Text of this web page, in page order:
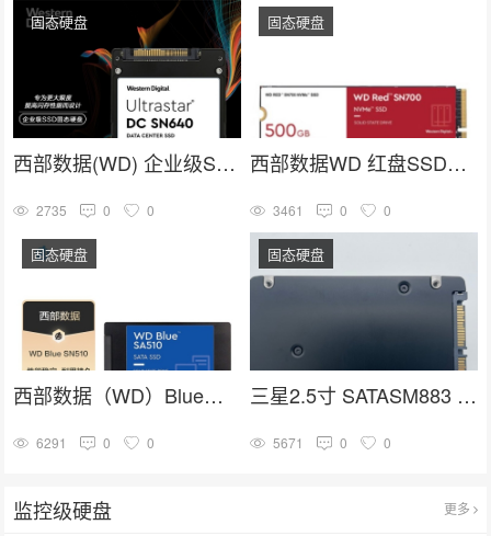
西部数据(WD) 企业级SSD固态硬盘U.2接口（NVMe）SN640系列
固态硬盘
2735 0 0
西部数据WD 红盘SSD固态硬盘nas数据中心WDS500G1R0C
固态硬盘
3461 0 0
西部数据（WD）Blue系列蓝盘SA510 SSD固态硬盘 2.5英寸
固态硬盘
6291 0 0
三星2.5寸 SATASM883 系列MZ7KH3T8HALS-00005企业级固态硬盘
固态硬盘
5671 0 0
监控级硬盘 更多